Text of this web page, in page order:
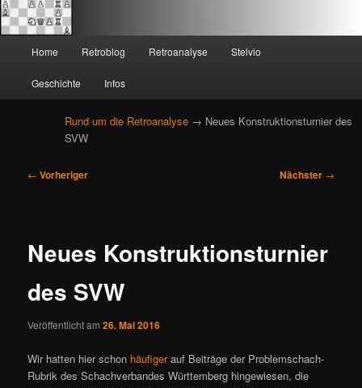
Zum
primären
Inhalt
Zum
sekundären
Inhalt
Home Retroblog Retroanalyse Stelvio
Geschichte Infos
Rund um die Retroanalyse → Neues Konstruktionsturnier des
SVW
B
a
s
a
i
g
← Vorheriger Nächster →
Neues Konstruktionsturnier
des SVW
Veröffentlicht am26. Mai 2016
Wir hatten hier schon häufigerauf Beiträge der Problemschach-
Rubrik des Schachverbandes Württemberg hingewiesen, die